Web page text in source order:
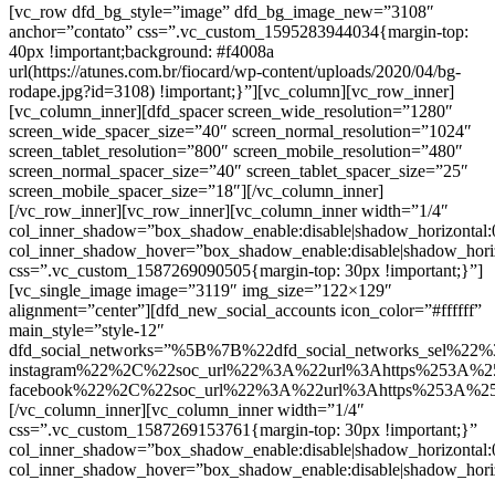
[vc_row dfd_bg_style=”image” dfd_bg_image_new=”3108″
anchor=”contato” css=”.vc_custom_1595283944034{margin-top:
40px !important;background: #f4008a
url(https://atunes.com.br/fiocard/wp-content/uploads/2020/04/bg-
rodape.jpg?id=3108) !important;}”][vc_column][vc_row_inner]
[vc_column_inner][dfd_spacer screen_wide_resolution=”1280″
screen_wide_spacer_size=”40″ screen_normal_resolution=”1024″
screen_tablet_resolution=”800″ screen_mobile_resolution=”480″
screen_normal_spacer_size=”40″ screen_tablet_spacer_size=”25″
screen_mobile_spacer_size=”18″][/vc_column_inner]
[/vc_row_inner][vc_row_inner][vc_column_inner width=”1/4″
css=”.vc_custom_1587269090505{margin-top: 30px !important;}”]
[vc_single_image image=”3119″ img_size=”122×129″
alignment=”center”][dfd_new_social_accounts icon_color=”#ffffff”
main_style=”style-12″
[/vc_column_inner][vc_column_inner width=”1/4″
css=”.vc_custom_1587269153761{margin-top: 30px !important;}”